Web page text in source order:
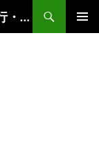
アメリカから新車・中古車の輸入代行・輸出代行・車オークション代行 – AutoGoods.US